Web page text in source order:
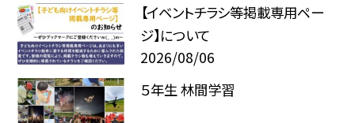
【イベントチラシ等掲載専用ペー
ジ】について
2026/08/06
５年生 林間学習